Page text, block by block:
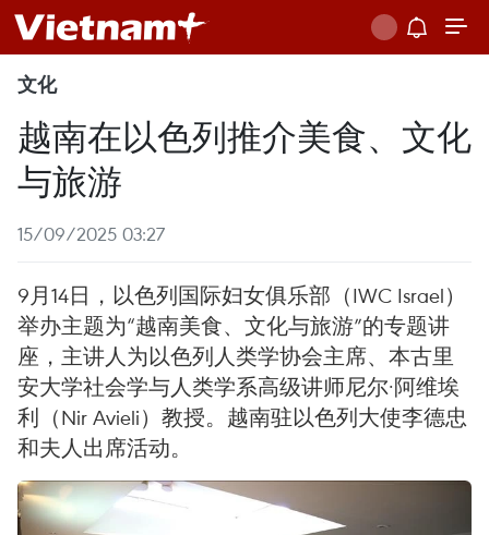
文化
越南在以色列推介美食、文化
与旅游
15/09/2025 03:27
9月14日，以色列国际妇女俱乐部（IWC Israel）
举办主题为“越南美食、文化与旅游”的专题讲
座，主讲人为以色列人类学协会主席、本古里
安大学社会学与人类学系高级讲师尼尔·阿维埃
利（Nir Avieli）教授。越南驻以色列大使李德忠
和夫人出席活动。